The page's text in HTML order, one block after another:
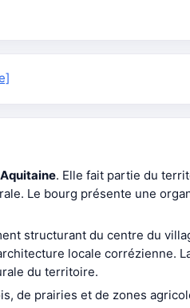
. Elle fait partie du
Le bourg présente une
structurant du centre du
locale corrézienne.
du territoire.
de prairies et de zones